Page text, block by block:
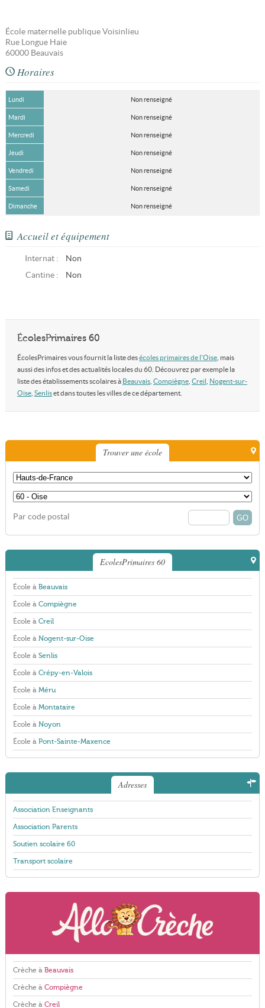
École maternelle publique Voisinlieu
Rue Longue Haie
60000 Beauvais
Horaires
Lundi Non renseigné
Mardi Non renseigné
Mercredi Non renseigné
Jeudi Non renseigné
Vendredi Non renseigné
Samedi Non renseigné
Dimanche Non renseigné
Accueil et équipement
Internat :
Non
Cantine :
Non
ÉcolesPrimaires 60
ÉcolesPrimaires vous fournit la liste desécoles primaires de l'Oise, mais
aussi des infos et des actualités locales du 60. Découvrez par exemple la
liste des établissements scolaires à Beauvais, Compiègne, Creil Nogent-sur-
Oise, Senliset dans toutes les villes de ce département.
Trouver une école
Par code postal
EcolesPrimaires 60
École à Beauvais
École à Compiègne
École à Creil
École à Nogent-sur-Oise
École à Senlis
École à Crépy-en-Valois
École à Méru
École à Montataire
École à Noyon
École à Pont-Sainte-Maxence
Adresses
Association Enseignants
Association Parents
Soutien scolaire 60
Transport scolaire
Crèche à Beauvais
Crèche à Compiègne
Crèche à Creil